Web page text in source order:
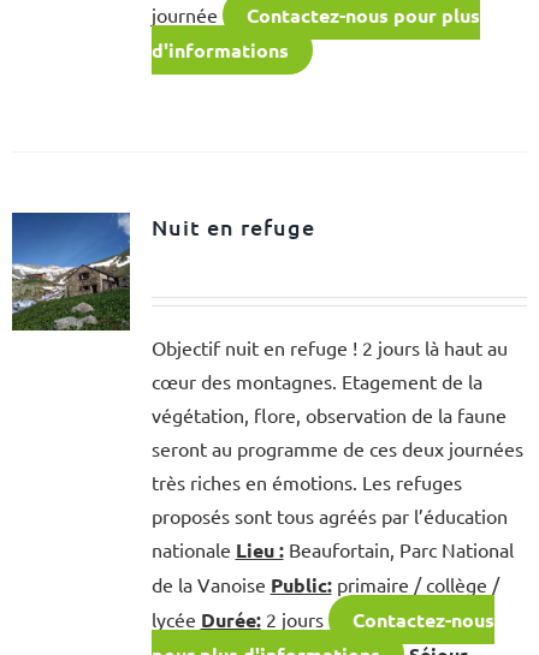
journée
Contactez-nous pour plus
d'informations
Nuit en refuge
Objectif nuit en refuge ! 2 jours là haut au
cœur des montagnes. Etagement de la
végétation, flore, observation de la faune
seront au programme de ces deux journées
très riches en émotions. Les refuges
proposés sont tous agréés par l’éducation
nationale Lieu :Beaufortain, Parc National
de la Vanoise Public:primaire / collège /
lycée Durée:2 jours
Contactez-nous